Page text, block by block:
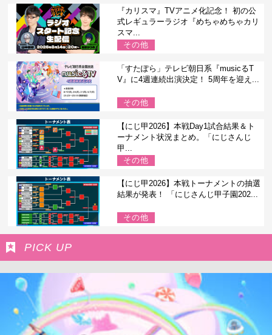
『カリスマ』TVアニメ化記念！ 初の公
式レギュラーラジオ『めちゃめちゃカリ
スマ...
その他
「すたぽら」テレビ朝日系『musicるT
V』に4週連続出演決定！ 5周年を迎え...
その他
【にじ甲2026】本戦Day1試合結果＆ト
ーナメント状況まとめ。「にじさんじ
甲...
その他
【にじ甲2026】本戦トーナメントの抽選
結果が発表！ 「にじさんじ甲子園202...
その他
PICK UP